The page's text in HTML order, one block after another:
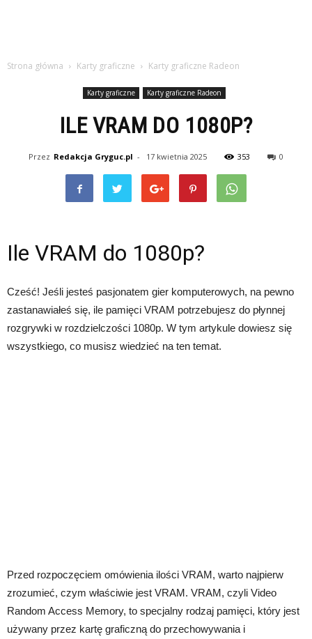
Strona główna Karty graficzne Karty graficzne Radeon
Karty graficzne Karty graficzne Radeon
ILE VRAM DO 1080P?
Przez Redakcja Gryguc.pl - 17 kwietnia 2025 353 0
Ile VRAM do 1080p?
Cześć! Jeśli jesteś pasjonatem gier komputerowych, na pewno
zastanawiałeś się, ile pamięci VRAM potrzebujesz do płynnej
rozgrywki w rozdzielczości 1080p. W tym artykule dowiesz się
wszystkiego, co musisz wiedzieć na ten temat.
Przed rozpoczęciem omówienia ilości VRAM, warto najpierw
zrozumieć, czym właściwie jest VRAM. VRAM, czyli Video
Random Access Memory, to specjalny rodzaj pamięci, który jest
używany przez kartę graficzną do przechowywania i